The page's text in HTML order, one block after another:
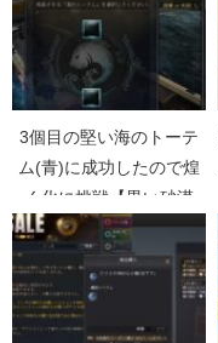
3個目の堅い海のトーテ
ム(青)に成功したので煌
く化に挑戦【黒い砂漠
Part1880】